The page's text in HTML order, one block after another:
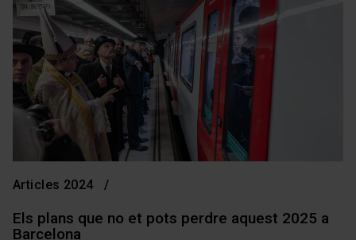
Articles 2024
Els plans que no et pots perdre aquest 2025 a
Barcelona